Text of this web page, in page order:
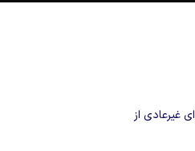
غیرعادی از